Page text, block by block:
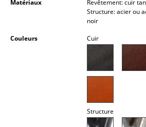
Suspensions & Plafonniers
Lampes de table
Lampes de bureau
Lampadaires et Liseuses
Appliques murales
Matériaux
Revêtement: cuir
Structure: acier ou
noir
Couleurs
Cuir
Structure